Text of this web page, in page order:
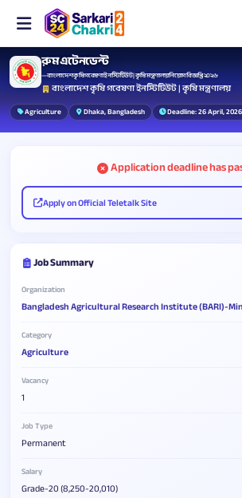
রুম এটেনডেন্ট
— বাংলাদেশ কৃষি গবেষণা ইনস্টিটিউট | কৃষি মন্ত্রণালয় নিয়োগ বিজ্ঞপ্তি ২০২৬
বাংলাদেশ কৃষি গবেষণা ইনস্টিটিউট | কৃষি মন্ত্রণালয়
Agriculture Dhaka, Bangladesh Deadline: 26 April, 2026
Application deadline has
Apply on Official Teletalk Site
Job Summary
Organization
Bangladesh Agricultural Research Institute (BARI)-
Category
Agriculture
Vacancy
1
Job Type
Permanent
Salary
Grade-20 (8,250-20,010)